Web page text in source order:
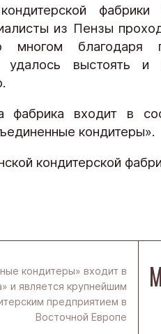
из Пензы
многом благодаря
удалось выстоять
входит в
кондитеры».
кондитерской
кондитеры» входит в
и является крупнейшим
предприятием в
Восточной Европе